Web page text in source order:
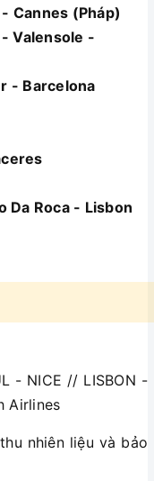
Cannes (Pháp)
Valensole -
- Barcelona
Da Roca - Lisbon
- NICE // LISBON -
Airlines
nhiên liệu và bảo